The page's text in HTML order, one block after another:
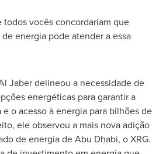
todos vocês concordariam que
energia pode atender a essa
Jaberdelineou a necessidade de
energéticas para garantir a
o acesso à energia para bilhões de
ele observou a mais nova adição
de energia deAbu Dhabi, o XRG.